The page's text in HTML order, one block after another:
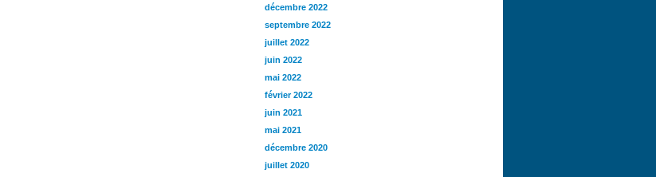
décembre 2022
septembre 2022
juillet 2022
juin 2022
mai 2022
février 2022
juin 2021
mai 2021
décembre 2020
juillet 2020